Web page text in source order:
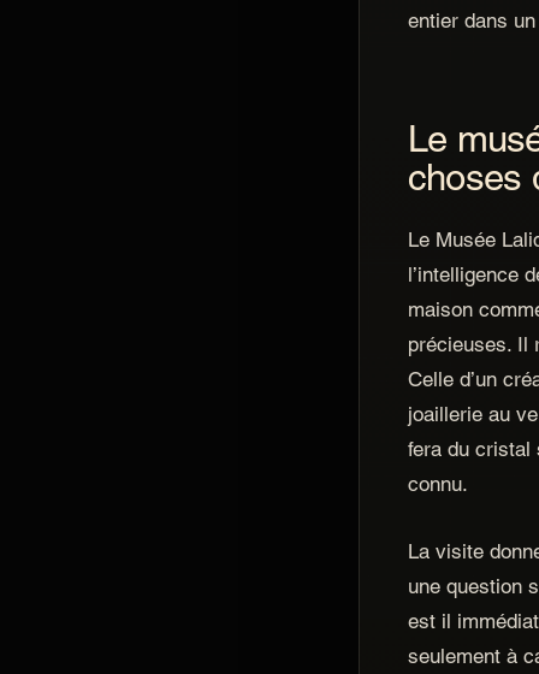
entier dans
Le
choses
Le Musée
l’intelligence
maison
précieuses. Il
Celle d’un
joaillerie au
fera du cristal
connu.
La visite
une question
est il
seulement à